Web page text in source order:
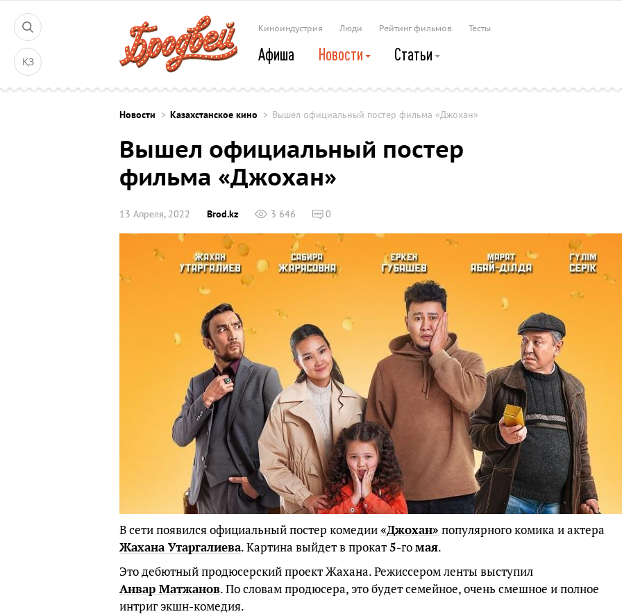
ҚЗ
Киноиндустрия Люди Рейтинг фильмов Тесты
Афиша Новости Статьи
Новости Казахстанское кино Вышел официальный постер фильма «Джохан»
Вышел официальный постер
фильма «Джохан»
13 Апреля, 2022 Brod.kz 3 646 0
В сети появился официальный постер комедии«Джохан» популярного комика и актера
Жахана Утаргалиева. Картина выйдет в прокат5-гомая.
Это дебютный продюсерский проект Жахана. Режиссером ленты выступил
Анвар Матжанов. По словам продюсера, это будет семейное, очень смешное и полное
интриг экшн-комедия.